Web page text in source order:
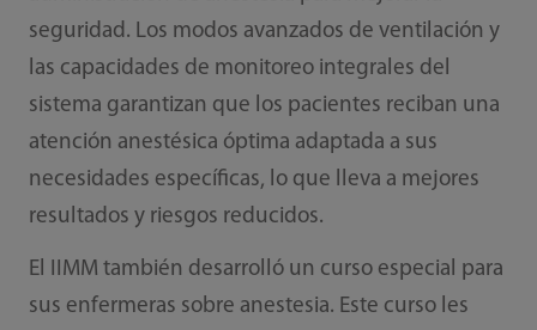
seguridad. Los modos avanzados de ventilación y
las capacidades de monitoreo integrales del
sistema garantizan que los pacientes reciban una
atención anestésica óptima adaptada a sus
necesidades específicas, lo que lleva a mejores
resultados y riesgos reducidos.
El IIMM también desarrolló un curso especial para
sus enfermeras sobre anestesia. Este curso les